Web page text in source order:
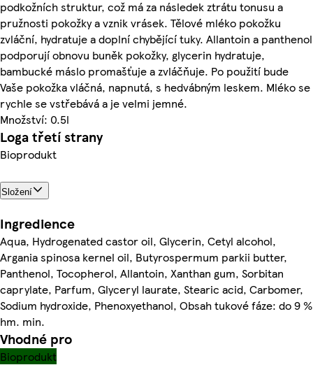
podkožních struktur, což má za následek ztrátu tonusu a
pružnosti pokožky a vznik vrásek. Tělové mléko pokožku
zvláční, hydratuje a doplní chybějící tuky. Allantoin a panthenol
podporují obnovu buněk pokožky, glycerin hydratuje,
bambucké máslo promašťuje a zvláčňuje. Po použití bude
Vaše pokožka vláčná, napnutá, s hedvábným leskem. Mléko se
rychle se vstřebává a je velmi jemné.
Množství: 0.5l
Loga třetí strany
Bioprodukt
Složení
Ingredience
Aqua, Hydrogenated castor oil, Glycerin, Cetyl alcohol,
Argania spinosa kernel oil, Butyrospermum parkii butter,
Panthenol, Tocopherol, Allantoin, Xanthan gum, Sorbitan
caprylate, Parfum, Glyceryl laurate, Stearic acid, Carbomer,
Sodium hydroxide, Phenoxyethanol, Obsah tukové fáze: do 9 %
hm. min.
Vhodné pro
Bioprodukt